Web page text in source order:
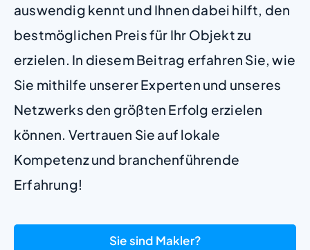
auswendig kennt und Ihnen dabei hilft, den
bestmöglichen Preis für Ihr Objekt zu
erzielen. In diesem Beitrag erfahren Sie, wie
Sie mithilfe unserer Experten und unseres
Netzwerks den größten Erfolg erzielen
können. Vertrauen Sie auf lokale
Kompetenz und branchenführende
Erfahrung!
Sie sind Makler?